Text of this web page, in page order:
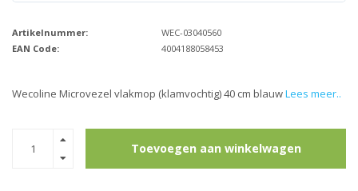
Artikelnummer:
WEC-03040560
EAN Code:
4004188058453
Wecoline Microvezel vlakmop (klamvochtig) 40 cm blauwLees meer..
Toevoegen aan winkelwagen